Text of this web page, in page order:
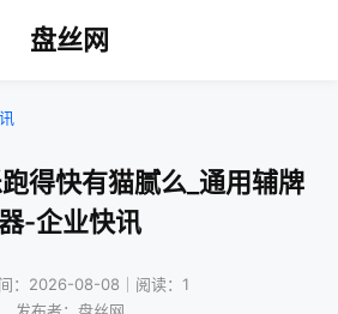
盘丝网
得快有猫腻么_通用辅牌
-企业快讯
：2026-08-08｜阅读：1